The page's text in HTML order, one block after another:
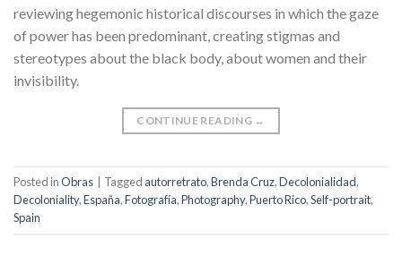
reviewing hegemonic historical discourses in which the gaze
of power has been predominant, creating stigmas and
stereotypes about the black body, about women and their
invisibility.
CONTINUE READING →
Posted inObras Tagged autorretrato,Brenda Cruz,Decolonialidad,
Decoloniality,España,Fotografía,Photography,Puerto Rico,Self-portrait,
Spain